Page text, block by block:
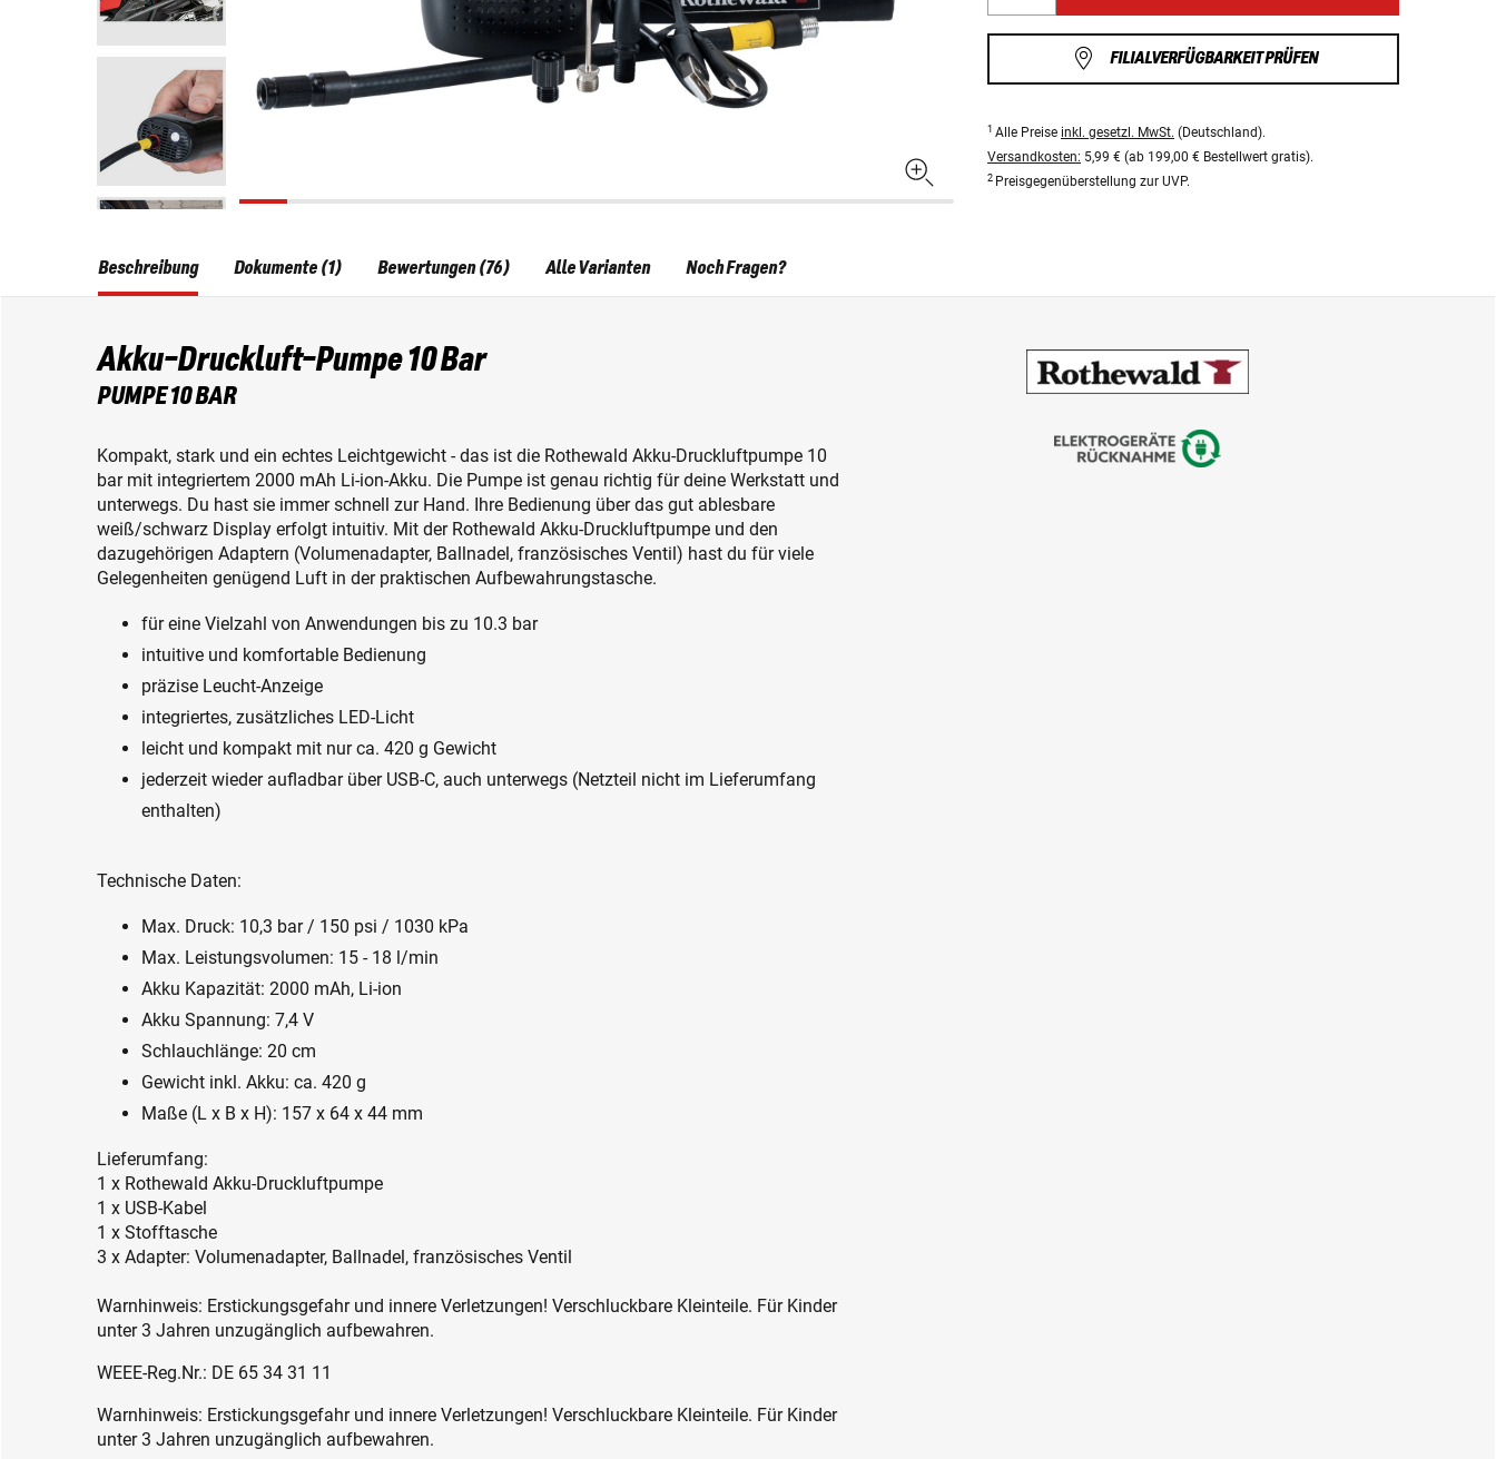
FILIALVERFÜGBARKEIT PRÜFEN
1 Alle Preise inkl. gesetzl. MwSt. (Deutschland).
Versandkosten: 5,99 € (ab 199,00 € Bestellwert gratis).
2 Preisgegenüberstellung zur UVP.
Beschreibung
Akku-Druckluft-Pumpe 10 Bar
PUMPE 10 BAR
Kompakt, stark und ein echtes Leichtgewicht - das ist die Rothewald Akku-Druckluftpumpe 10
bar mit integriertem 2000 mAh Li-ion-Akku. Die Pumpe ist genau richtig für deine Werkstatt und
unterwegs. Du hast sie immer schnell zur Hand. Ihre Bedienung über das gut ablesbare
weiß/schwarz Display erfolgt intuitiv. Mit der Rothewald Akku-Druckluftpumpe und den
dazugehörigen Adaptern (Volumenadapter, Ballnadel, französisches Ventil) hast du für viele
Gelegenheiten genügend Luft in der praktischen Aufbewahrungstasche.
für eine Vielzahl von Anwendungen bis zu 10.3 bar
intuitive und komfortable Bedienung
präzise Leucht-Anzeige
integriertes, zusätzliches LED-Licht
leicht und kompakt mit nur ca. 420 g Gewicht
jederzeit wieder aufladbar über USB-C, auch unterwegs (Netzteil nicht im Lieferumfang
enthalten)
Technische Daten:
Max. Druck: 10,3 bar / 150 psi / 1030 kPa
Max. Leistungsvolumen: 15 - 18 l/min
Akku Kapazität: 2000 mAh, Li-ion
Akku Spannung: 7,4 V
Schlauchlänge: 20 cm
Gewicht inkl. Akku: ca. 420 g
Maße (L x B x H): 157 x 64 x 44 mm
Lieferumfang:
1 x Rothewald Akku-Druckluftpumpe
1 x USB-Kabel
1 x Stofftasche
3 x Adapter: Volumenadapter, Ballnadel, französisches Ventil
Warnhinweis: Erstickungsgefahr und innere Verletzungen! Verschluckbare Kleinteile. Für Kinder
unter 3 Jahren unzugänglich aufbewahren.
WEEE-Reg.Nr.: DE 65 34 31 11
Warnhinweis: Erstickungsgefahr und innere Verletzungen! Verschluckbare Kleinteile. Für Kinder
unter 3 Jahren unzugänglich aufbewahren.
Dokumente (1) Bewertungen (76) Alle Varianten Noch Fragen?